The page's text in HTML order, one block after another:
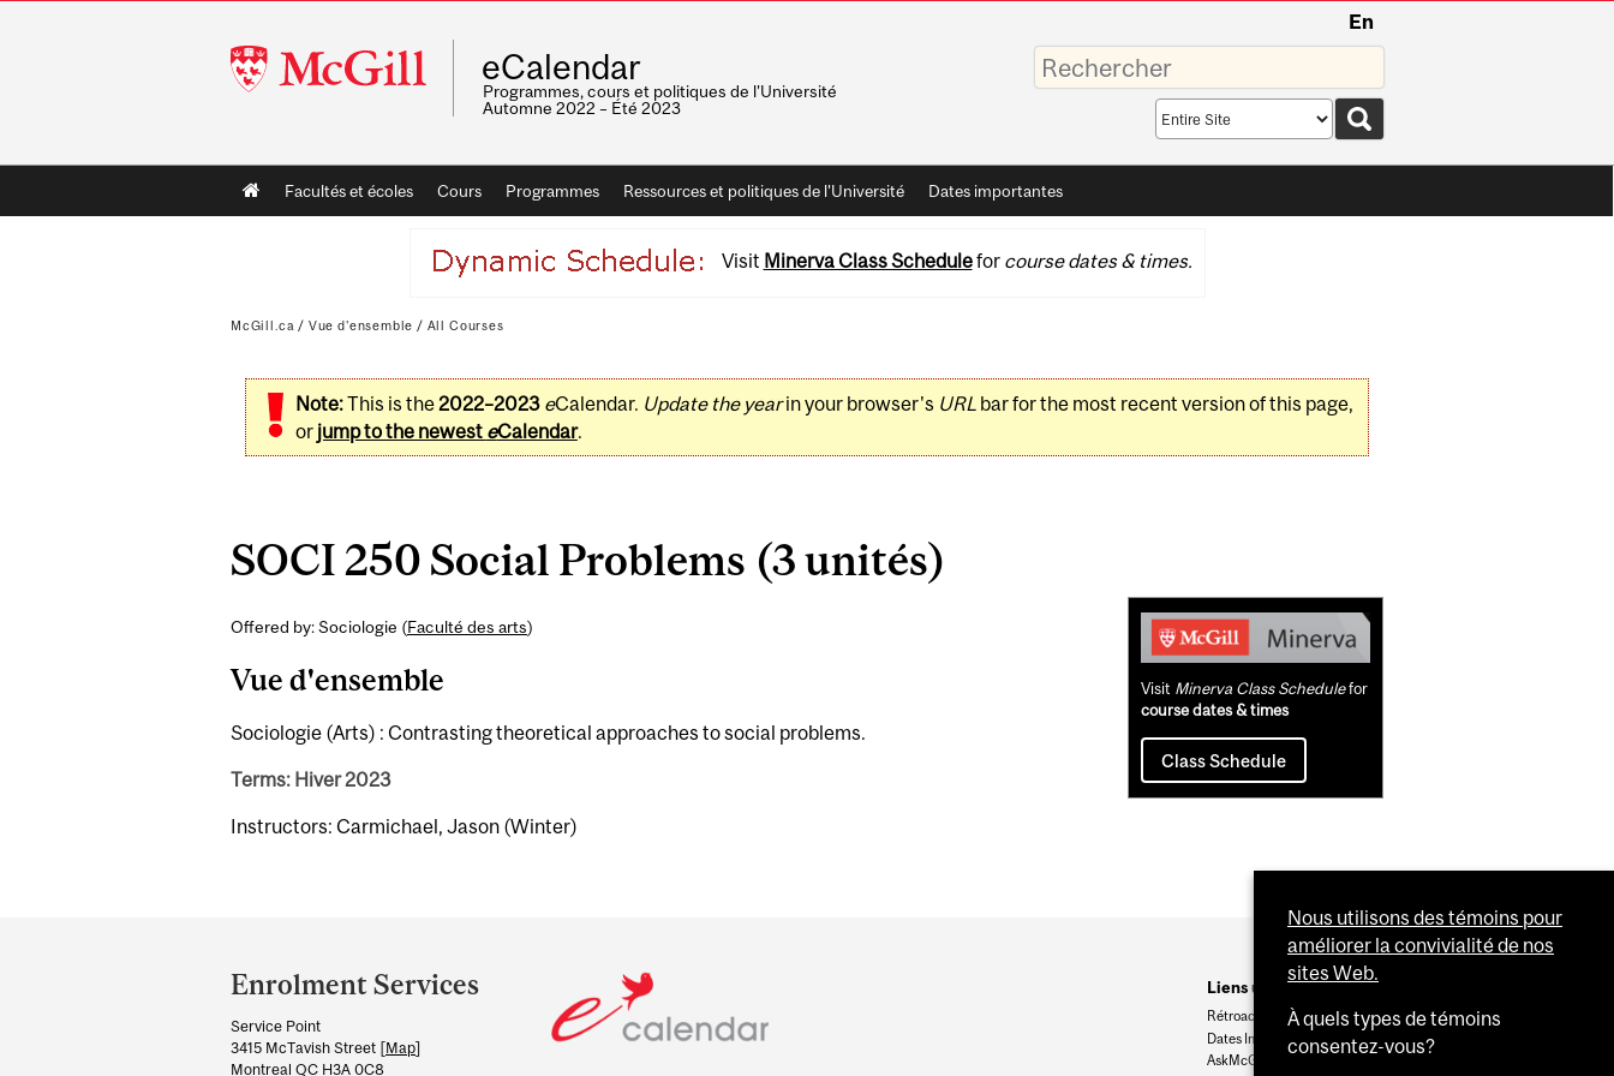
McGill
University
En
eCalendar
Programmes, cours et politiques de l'Université
Automne 2022 – Été 2023
Saisissez
vos
mots-
Search
scope
Main
navigation
Facultés et écoles Cours Programmes Ressources et politiques de l'Université Dates importantes
Visit Minerva Class Schedulefor course dates & times.
McGill.ca / Vue d'ensemble / All Courses
Note:This is the2022–2023 eCalendar. Update the yearin your browser's URLbar for the most recent version of this page,
or jump to the newest eCalendar.
SOCI 250 Social Problems (3 unités)
Offered by: Sociologie (Faculté des arts)
Vue d'ensemble
Sociologie (Arts) : Contrasting theoretical approaches to social problems.
Terms: Hiver 2023
Instructors: Carmichael, Jason (Winter)
Related
Content
Visit Minerva Class Schedulefor
course dates & times
Class Schedule
and
University
Information
Enrolment Services
Service Point
3415 McTavish Street [Map]
Montreal QC H3A 0C8
Liens utiles
Rétroaction
Dates Importantes
AskMcGill
Nous utilisons des témoins pour
améliorer la convivialité de nos
sites Web.
À quels types de témoins
consentez-vous?